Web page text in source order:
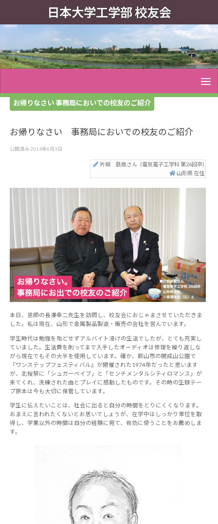
日本大学工学部 校友会
お帰りなさい 事務局においでの校友のご紹介
お帰りなさい 事務局においでの校友のご紹介
公開済み2014年6月3日
片桐 鉄哉さん (電気電子工学科 第26回卒)
山形県 在住
本日、恩師の長澤幸二先生を訪問し、校友会におじゃまさせていただきま
した。私は現在、山形で金属製品製造・販売の会社を営んでいます。
学生時代は勉強を殆どせずアルバイト浸けの生活でしたが、とても充実し
ていました。生活費を削ってまで入手したオーディオは修理を繰り返しな
がら現在でもその大半を使用しています。確か、郡山市の開成山公園で
『ワンステップフェスティバル』が開催された1974年だったと思います
が、北桜祭に「シュガーベイブ」と「センチメンタルシティロマンス」が
来てくれ、洗練された曲とプレイに感動したものです。その時の生録テー
プ原本は今も大切に保管しています。
学生に伝えたいことは、社会に出ると自分の時間をとりにくくなります。
おまえに言われたくないとお思いでしょうが、在学中はしっかり単位を取
得し、学業以外の時間は自分の経験に宛て、有効に使うことをお薦めしま
す。